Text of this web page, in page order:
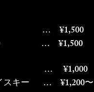
ー … ¥1,500
イン) … ¥1,500
ズ) … ¥1,000
イスキー … ¥1,200〜